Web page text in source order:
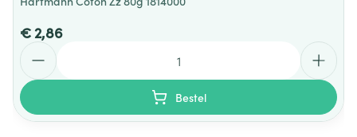
€ 2,86
Bestel